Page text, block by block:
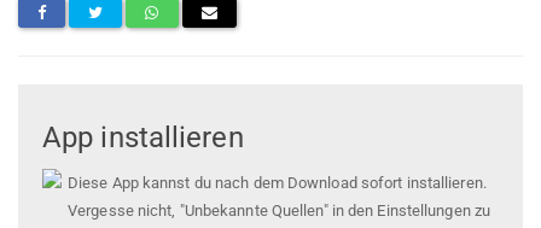
App installieren
Diese App kannst du nach dem Download sofort installieren.
Vergesse nicht, "Unbekannte Quellen" in den Einstellungen zu